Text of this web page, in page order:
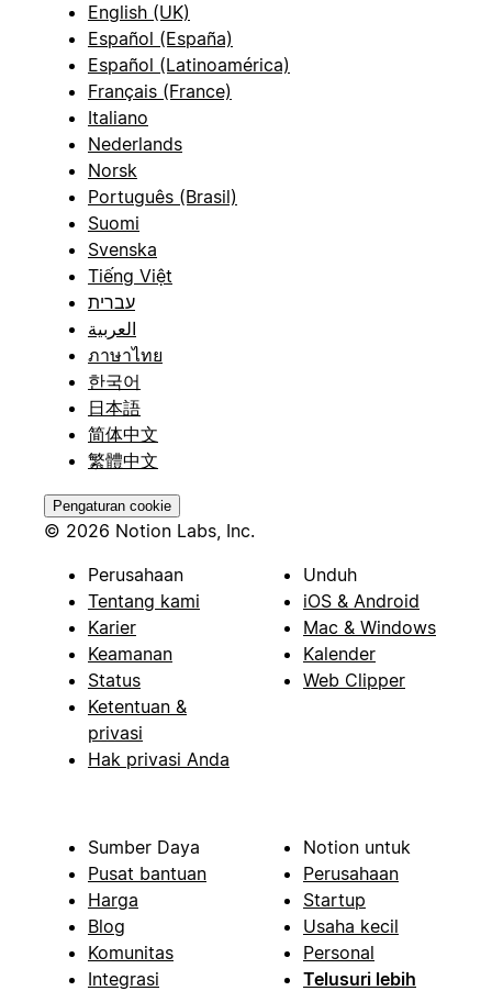
English (UK)
Español (España)
Español (Latinoamérica)
Français (France)
Italiano
Nederlands
Norsk
Português (Brasil)
Suomi
Svenska
Tiếng Việt
עברית
العربية
ภาษาไทย
한국어
日本語
简体中文
繁體中文
Pengaturan cookie
© 2026 Notion Labs, Inc.
Perusahaan
Tentang kami
Karier
Keamanan
Status
Ketentuan &
privasi
Hak privasi Anda
Unduh
iOS & Android
Mac & Windows
Kalender
Web Clipper
Sumber Daya
Pusat bantuan
Harga
Blog
Komunitas
Integrasi
Notion untuk
Perusahaan
Startup
Usaha kecil
Personal
Telusuri lebih